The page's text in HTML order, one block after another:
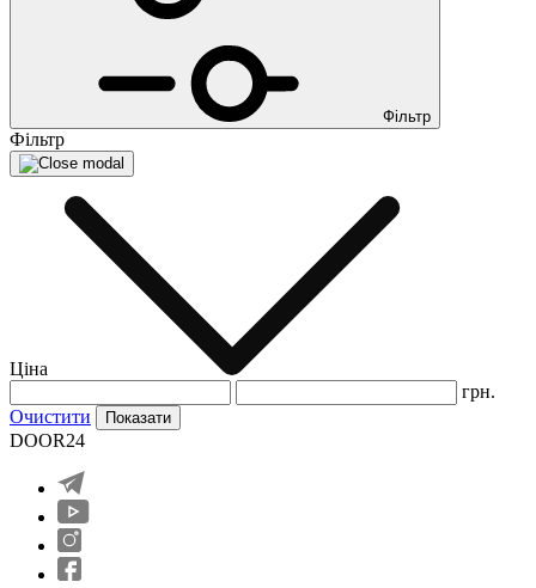
Фільтр
Фільтр
Ціна
грн.
Очистити
Показати
DOOR24